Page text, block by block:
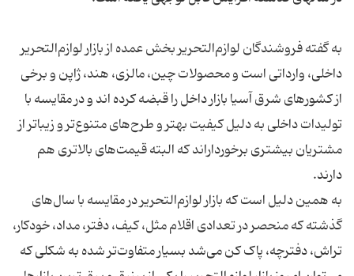
به گفته فروشندگان لوازم‌التحریر بخش عمده از بازار لوازم‌التحریر
داخلی، وارداتی است و محصولات چین، مالزی، هند، ژاپن و برخی
از کشورهای شرق آسیا بازار داخل را قبضه کرده ‌اند و در مقایسه با
تولیدات داخلی به دلیل کیفیت بهتر و طرح‌های متنوع‌تر و زیباتر از
مشتریان بیشتری برخورداراند که البته قیمت‌های بالاتری هم
به همین دلیل است که بازار لوازم‌التحریر در مقایسه با سال‌های
گذشته که منحصر در تعدادی اقلام مثل، کیف، دفتر، مداد، خودکار،
تراش، دفترچه، پاک کن می‌شد بسیار متفاوت‌تر شده به شکلی که